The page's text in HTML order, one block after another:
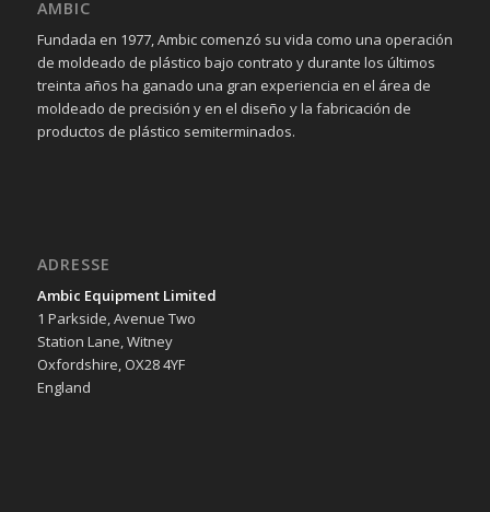
AMBIC
Fundada en 1977, Ambic comenzó su vida como una operación
de moldeado de plástico bajo contrato y durante los últimos
treinta años ha ganado una gran experiencia en el área de
moldeado de precisión y en el diseño y la fabricación de
productos de plástico semiterminados.
ADRESSE
Ambic Equipment Limited
1 Parkside, Avenue Two
Station Lane, Witney
Oxfordshire, OX28 4YF
England